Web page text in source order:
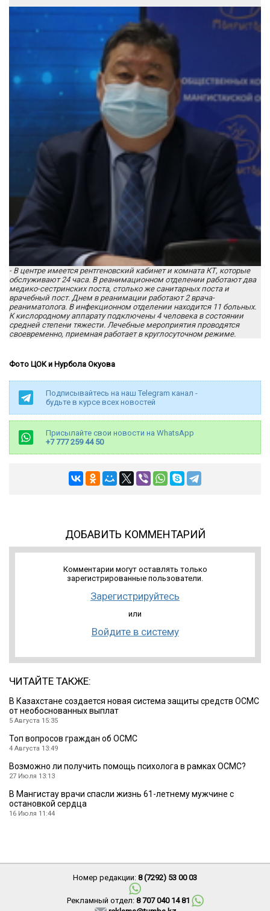
- В центре имеется рентгеновский кабинет и комната КТ, которые
обслуживают 24 часа. В реанимационном отделении работают два
медико-сестринских поста, столько же санитарных поста и
врачебный пост. Днем в реанимации работают 2 врача-
реаниматолога. В инфекционном отделении находится 11 больных.
К кислородному аппарату подключены 4 человека в состоянии
средней степени тяжести. Лечебные мероприятия проводятся
своевременно, приемная работает в круглосуточном режиме.
Фото ЦОК и Нурбола Окуова
Подписывайтесь на наш Telegram канал -
будьте в курсе всех новостей
Присылайте свои новости на WhatsApp
+7 777 259 44 50
ДОБАВИТЬ КОММЕНТАРИЙ
Комментарии могут оставлять только
зарегистрированные пользователи.
Зарегистрируйтесь
или
Войдите в систему
ЧИТАЙТЕ ТАКЖЕ:
В Казахстане создается новая система защиты средств ОСМС
от необоснованных выплат
5 Августа 15:35
Топ вопросов граждан об ОСМС
4 Августа 13:49
Возможно ли получить помощь психолога в рамках ОСМС?
27 Июля 13:13
В Мангистау врачи спасли жизнь 61-летнему мужчине с
остановкой сердца
16 Июля 11:44
Номер редакции: 8 (7292) 53 00 03
Рекламный отдел: 8 707 040 14 81